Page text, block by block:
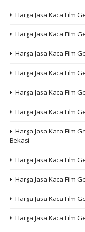
Harga Jasa Kaca Film
Harga Jasa Kaca Film
Harga Jasa Kaca Film
Harga Jasa Kaca Film
Harga Jasa Kaca Film
Harga Jasa Kaca Film
Harga Jasa Kaca Film
Bekasi
Harga Jasa Kaca Film
Harga Jasa Kaca Film
Harga Jasa Kaca Film
Harga Jasa Kaca Film